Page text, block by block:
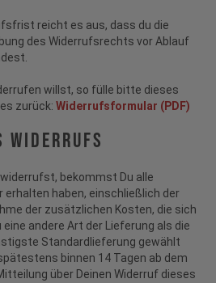
reicht es aus, dass du die
des Widerrufsrechts vor Ablauf
willst, so fülle bitte dieses
zurück: Widerrufsformular (PDF)
Widerrufs
bekommst Du alle
erhalten haben, einschließlich der
der zusätzlichen Kosten, die sich
andere Art der Lieferung als die
Standardlieferung gewählt
binnen 14 Tagen ab dem
über Deinen Widerruf dieses